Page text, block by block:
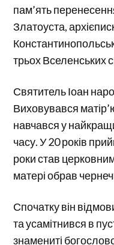
пам’ять
Златоуста,
трьох Вселенських
Святитель Іоан
Виховувався
навчався у
часу. У 20 років
роки став
матері обрав
Спочатку він
та усамітнився в
знамениті